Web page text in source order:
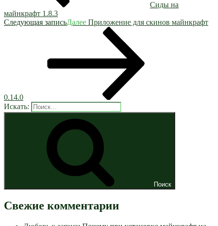
Сиды на
майнкрафт 1.8.3
Следующая записьДалее Приложение для скинов майнкрафт
0.14.0
Искать:
Поиск
Свежие комментарии